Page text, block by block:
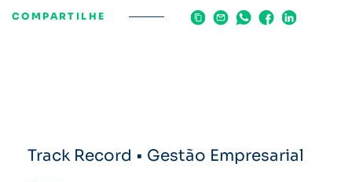
COMPARTILHE
Track Record • Gestão Empresarial